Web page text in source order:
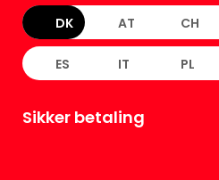
DK AT CH
ES IT PL
Sikker betaling